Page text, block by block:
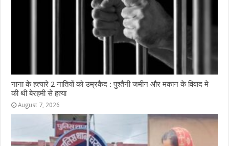
नाना के हत्यारे 2 नातियों को उम्रकैद : पुश्तैनी जमीन और मकान के विवाद मे
की थी बेरहमी से हत्या
August 7, 2026